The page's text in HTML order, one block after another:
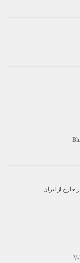
خارج از ایران